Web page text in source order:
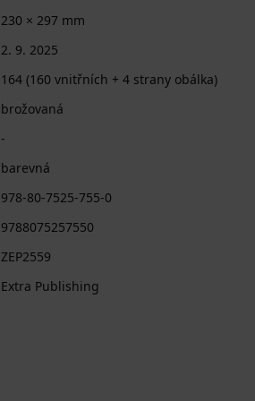
230 × 297 mm
2. 9. 2025
164 (160 vnitřních + 4 strany obálka)
brožovaná
-
barevná
978-80-7525-755-0
9788075257550
ZEP2559
Extra Publishing